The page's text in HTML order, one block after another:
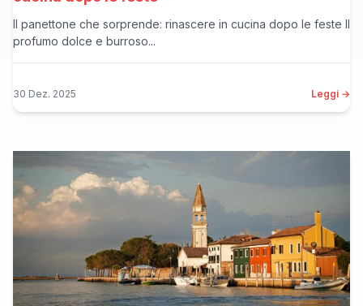
Il panettone che sorprende: rinascere in cucina dopo le feste Il
profumo dolce e burroso...
30 Dez. 2025 Leggi →